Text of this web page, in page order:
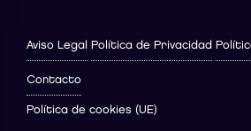
Aviso Legal Política de Privacidad
Contacto
Política de cookies (UE)